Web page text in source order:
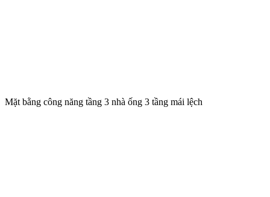
Mặt bằng công năng tầng 3 nhà ống 3 tầng mái lệch